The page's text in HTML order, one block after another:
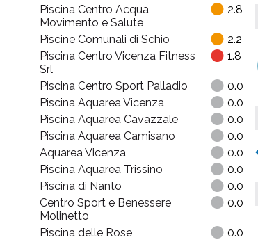
Piscina Centro Acqua
Movimento e Salute
2.8
Piscine Comunali di Schio
2.2
Piscina Centro Vicenza Fitness
Srl
1.8
Piscina Centro Sport Palladio
0.0
Piscina Aquarea Vicenza
0.0
Piscina Aquarea Cavazzale
0.0
Piscina Aquarea Camisano
0.0
Aquarea Vicenza
0.0
Piscina Aquarea Trissino
0.0
Piscina di Nanto
0.0
Centro Sport e Benessere
Molinetto
0.0
Piscina delle Rose
0.0